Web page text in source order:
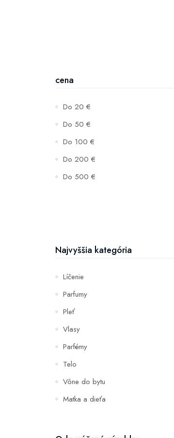
cena
Do 20 €
Do 50 €
Do 100 €
Do 200 €
Do 500 €
Najvyššia kategória
Líčenie
Parfumy
Pleť
Vlasy
Parfémy
Telo
Vône do bytu
Matka a dieťa
Hydratácia a výživa pleti